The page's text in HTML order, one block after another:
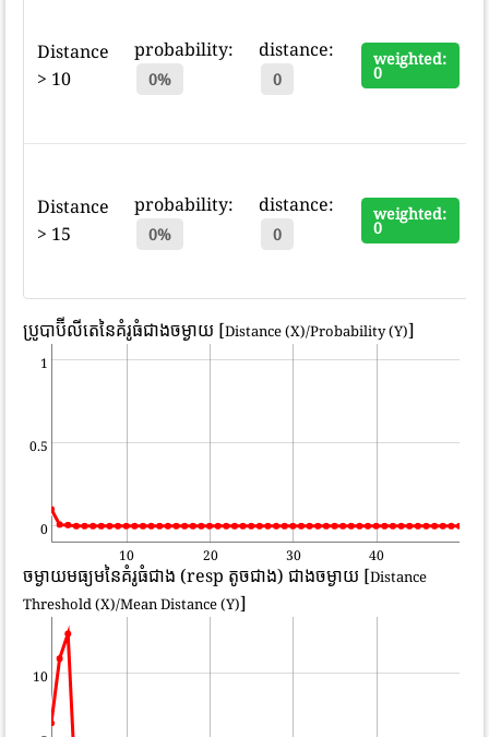
Distance
> 10
probability:
0%
distance:
0
weighted:
0
Distance
> 15
probability:
0%
distance:
0
weighted:
0
ប្រូបាប៊ីលីតេនៃគំរូធំជាងចម្ងាយ [Distance (X)/Probability (Y)]
0
0.5
1
10 20 30 40
ចម្ងាយមធ្យមនៃគំរូធំជាង (resp តូចជាង) ជាងចម្ងាយ [Distance
Threshold (X)/Mean Distance (Y)]
10